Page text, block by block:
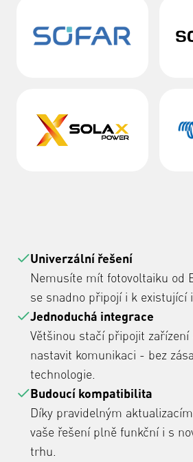
Univerzální řešení
Nemusíte mít fotovoltaiku od
se snadno připojí i k existující
Jednoduchá integrace
Většinou stačí připojit zařízení
nastavit komunikaci - bez
technologie.
Budoucí kompatibilita
Díky pravidelným
vaše řešení plně funkční i s
trhu.